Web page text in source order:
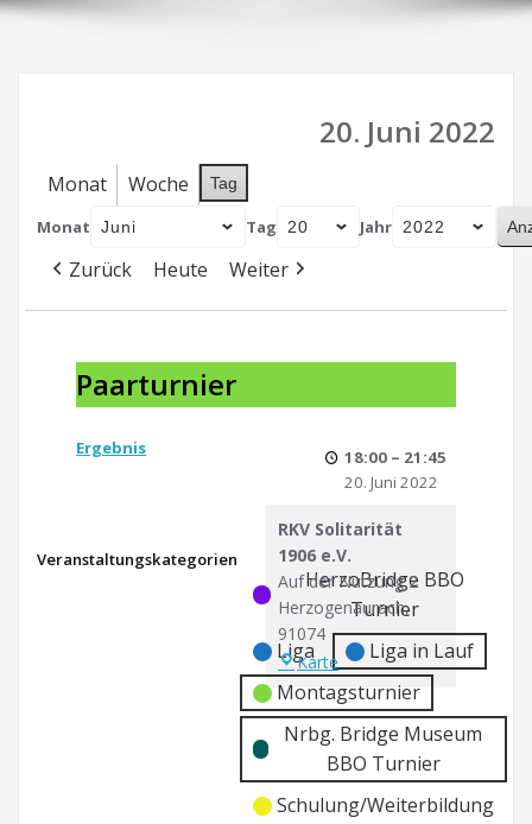
20. Juni 2022
Monat Woche Tag
Monat Tag Jahr
Zurück Heute Weiter
Paarturnier
18:00 – 21:45
20. Juni 2022
Ergebnis
RKV Solitarität
1906 e.V.
Auf der Nutzung 2
Herzogenaurach,
91074
Karte RKV
Solitarität
1906
e.V.
Veranstaltungskategorien
Kategorie
ohne
Titel
Kategorie
ohne
Titel
HerzoBridge BBO
Turnier
Liga
Liga in Lauf
Montagsturnier
Nrbg. Bridge Museum
BBO Turnier
Schulung/Weiterbildung